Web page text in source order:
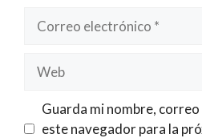
electrónico
Guarda mi nombre,
este navegador para la